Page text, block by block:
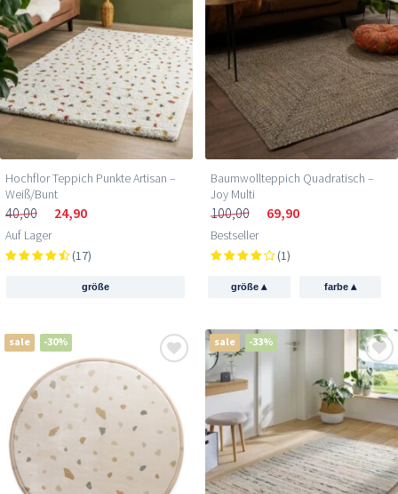
Hochflor Teppich Punkte Artisan –
Weiß/Bunt
40,00 24,90
Auf Lager
(17)
größe
Baumwollteppich Quadratisch –
Joy Multi
100,00 69,90
Bestseller
(1)
größe▴ farbe ▴
sale -30% sale -33%